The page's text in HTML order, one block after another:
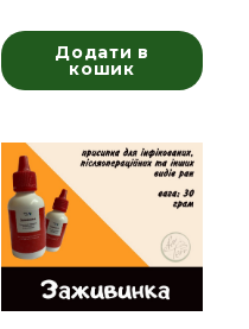
Додати в
кошик